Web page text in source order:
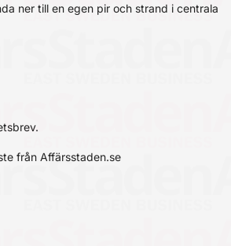
ner till en egen pir och strand i centrala
från Affärsstaden.se